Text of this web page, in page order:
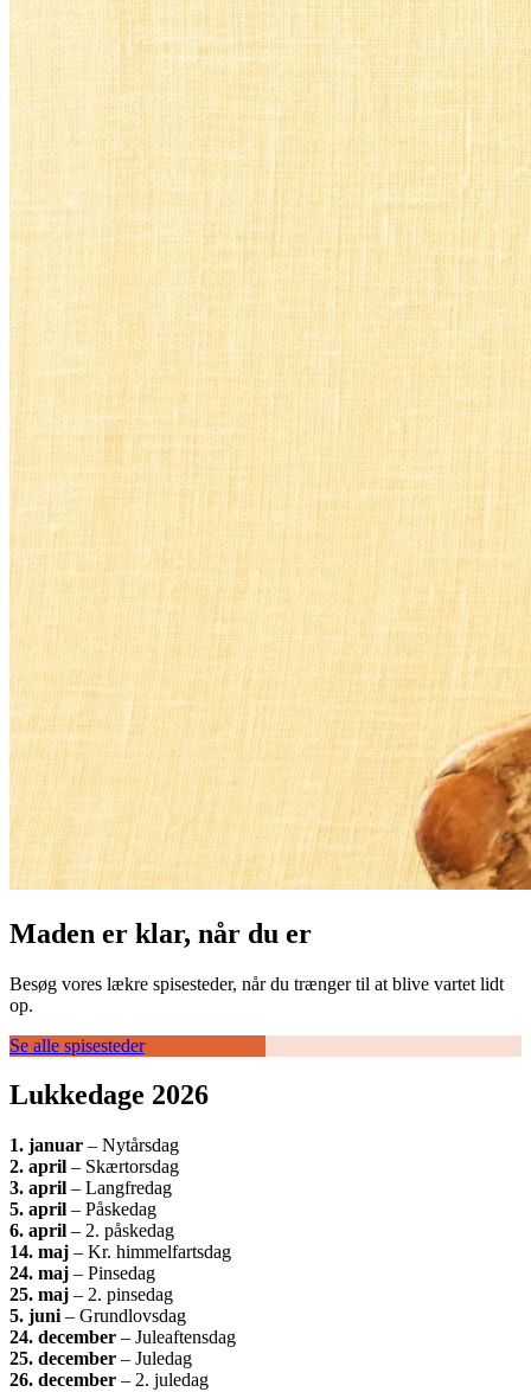
Maden er klar, når du er
Besøg vores lækre spisesteder, når du trænger til at blive vartet lidt
op.
Se alle spisesteder
Lukkedage 2026
1. januar – Nytårsdag
2. april – Skærtorsdag
3. april – Langfredag
5. april – Påskedag
6. april – 2. påskedag
14. maj – Kr. himmelfartsdag
24. maj – Pinsedag
25. maj – 2. pinsedag
5. juni – Grundlovsdag
24. december – Juleaftensdag
25. december – Juledag
26. december – 2. juledag